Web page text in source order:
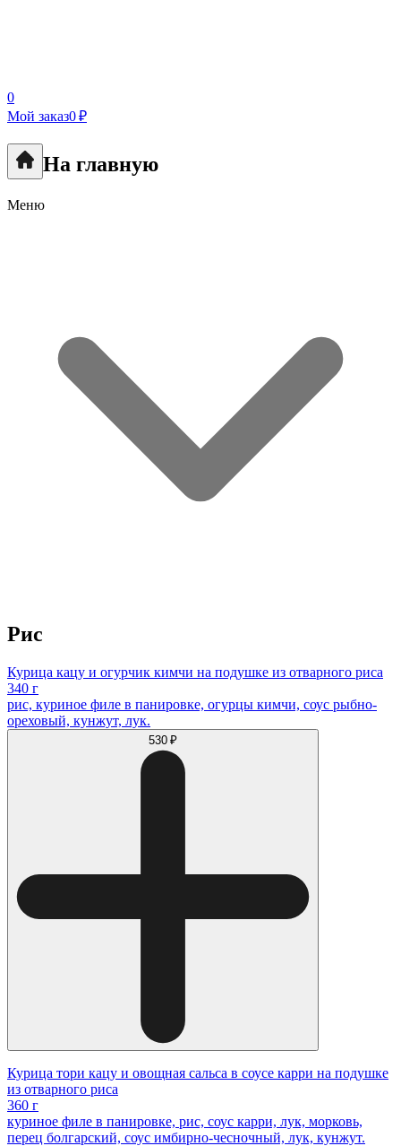
0
Мой заказ0 ₽
На главную
Меню
Рис
Курица кацу и огурчик кимчи на подушке из отварного риса
340 г
рис, куриное филе в панировке, огурцы кимчи, соус рыбно-
ореховый, кунжут, лук.
530 ₽
Курица тори кацу и овощная сальса в соусе карри на подушке
из отварного риса
360 г
куриное филе в панировке, рис, соус карри, лук, морковь,
перец болгарский, соус имбирно-чесночный, лук, кунжут.